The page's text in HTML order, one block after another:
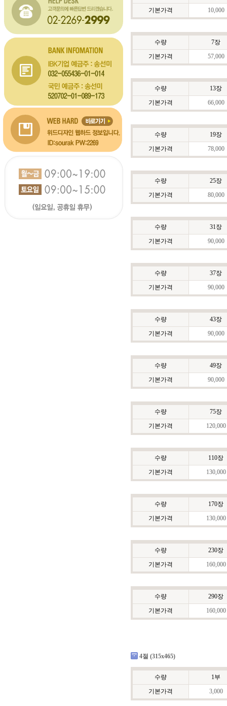
기본가격
10,000
수량
7장
기본가격
57,000
수량
13장
기본가격
66,000
수량
19장
기본가격
78,000
수량
25장
기본가격
80,000
수량
31장
기본가격
90,000
수량
37장
기본가격
90,000
수량
43장
기본가격
90,000
수량
49장
기본가격
90,000
수량
75장
기본가격
120,000
수량
110장
기본가격
130,000
수량
170장
기본가격
130,000
수량
230장
기본가격
160,000
수량
290장
기본가격
160,000
4절 (315x465)
수량
1부
기본가격
3,000